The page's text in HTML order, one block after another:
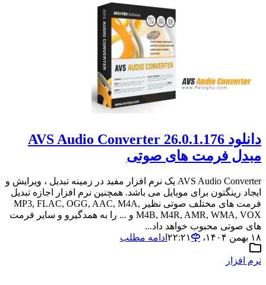
دانلود AVS Audio Converter 26.0.1.176
مبدل فرمت های صوتی
AVS Audio Converter یک نرم افزار مفید در زمینه تبدیل ، ویرایش و
ایجاد رینگتون برای موبایل می باشد. همچنین نرم افزار اجازه تبدیل
فرمت های مختلف صوتی نظیر MP3, FLAC, OGG, AAC, M4A,
M4B, M4R, AMR, WMA, VOX و ... را به همدگیرو و سایر فرمت
های صوتی محبوب خواهد داد...
۱۸ بهمن ۱۴۰۴،‏ ۲۲:۲۱
ادامه مطلب
نرم افزار